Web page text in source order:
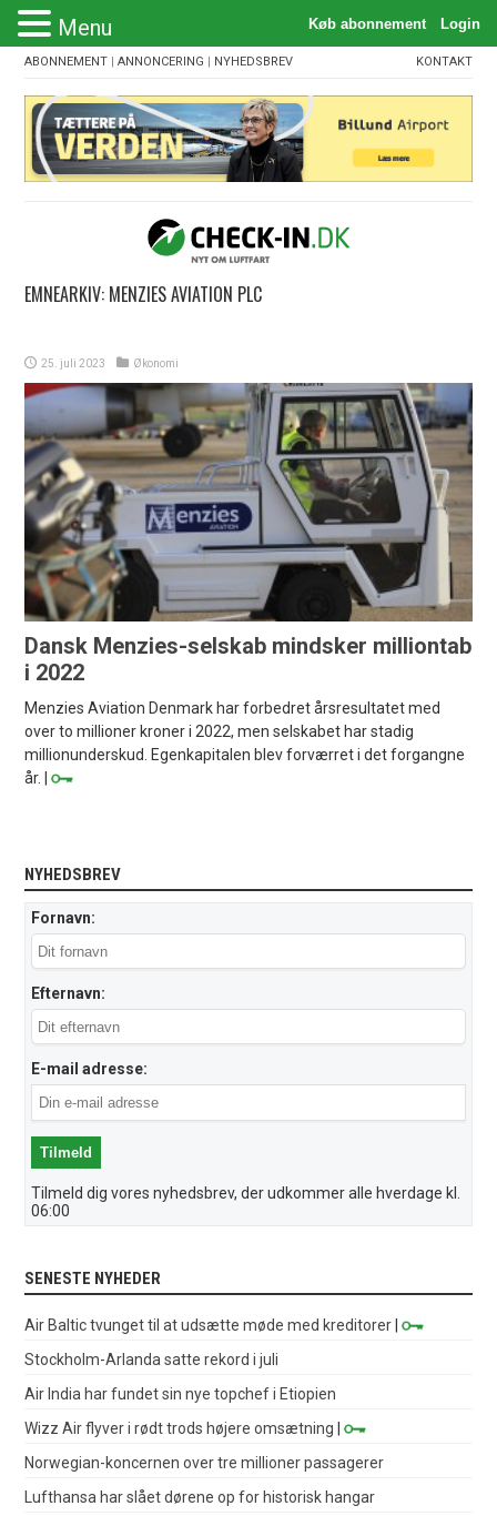
ABONNEMENT |ANNONCERING | NYHEDSBREV KONTAKT
EMNEARKIV: MENZIES AVIATION PLC
25. juli 2023 Økonomi
Dansk Menzies-selskab mindsker milliontab
i 2022
Menzies Aviation Denmark har forbedret årsresultatet med
over to millioner kroner i 2022, men selskabet har stadig
millionunderskud. Egenkapitalen blev forværret i det forgangne
år. |
NYHEDSBREV
Fornavn:
Efternavn:
E-mail adresse:
Tilmeld dig vores nyhedsbrev, der udkommer alle hverdage kl.
06:00
SENESTE NYHEDER
Air Baltic tvunget til at udsætte møde med kreditorer |
Stockholm-Arlanda satte rekord i juli
Air India har fundet sin nye topchef i Etiopien
Wizz Air flyver i rødt trods højere omsætning |
Norwegian-koncernen over tre millioner passagerer
Lufthansa har slået dørene op for historisk hangar
Menu